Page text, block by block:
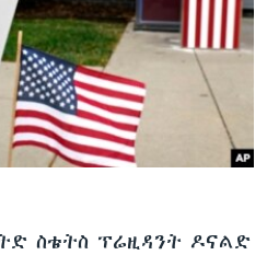
ስቴትስ ፕሬዚዳንት ዶናልድ